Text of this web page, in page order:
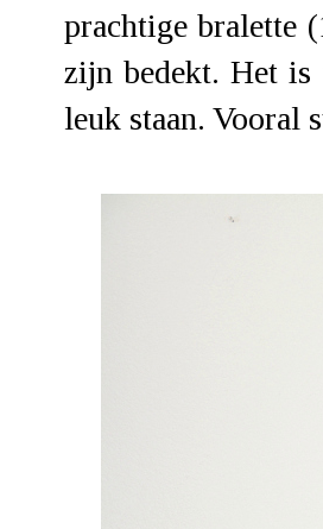
prachtigebralette
zijn bedekt. Het
leuk staan. Vooral